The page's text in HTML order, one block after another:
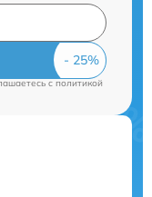
cполитикой